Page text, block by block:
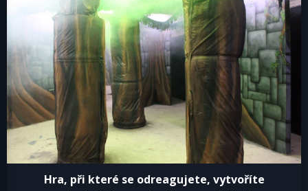
Hra, při které se odreagujete, vytvoříte